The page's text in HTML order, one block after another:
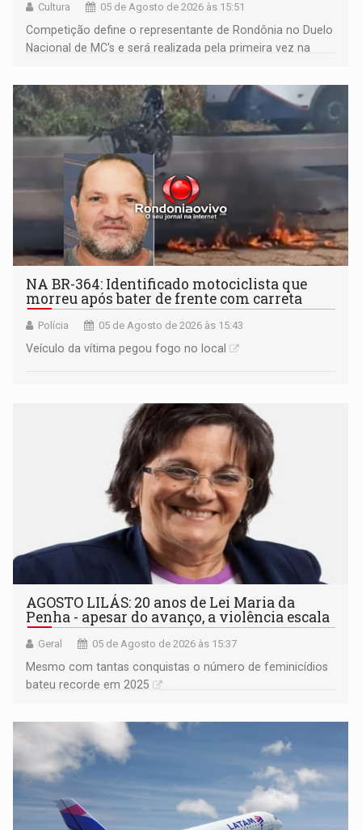
Cultura 05 de Agosto de 2026 às 15:51
Competição define o representante de Rondônia no Duelo
Nacional de MC's e será realizada pela primeira vez na
NA BR-364: Identificado motociclista que
morreu após bater de frente com carreta
Polícia 05 de Agosto de 2026 às 15:43
Veículo da vítima pegou fogo no local
AGOSTO LILÁS: 20 anos de Lei Maria da
Penha - apesar do avanço, a violência escala
Geral 05 de Agosto de 2026 às 15:37
Mesmo com tantas conquistas o número de feminicídios
bateu recorde em 2025